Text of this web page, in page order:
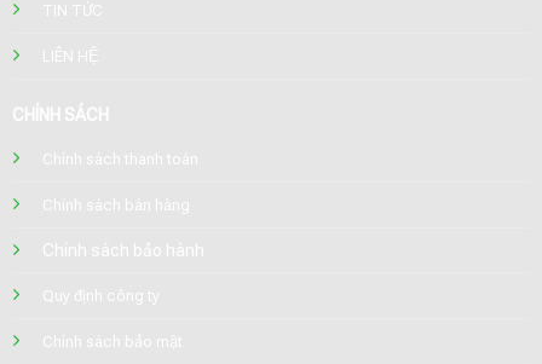
TIN TỨC
LIÊN HỆ
CHÍNH SÁCH
Chính sách thanh toán
Chính sách bán hàng
Chính sách bảo hành
Quy định công ty
Chính sách bảo mật